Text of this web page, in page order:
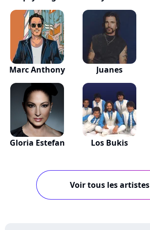
Marc Anthony Juanes
Gloria Estefan Los Bukis
Voir tous les artistes